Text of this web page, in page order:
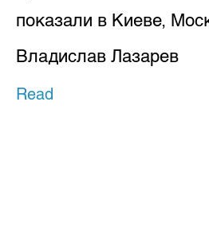
показали в Киеве,
Владислав Лазарев
Read